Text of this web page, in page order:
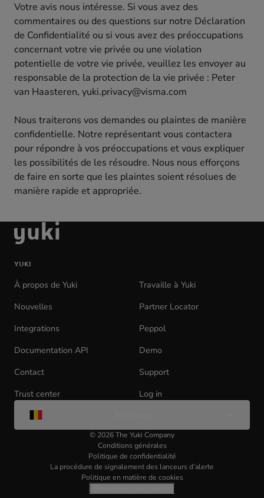
Votre avis nous intéresse. Si vous avez des
commentaires ou des questions sur notre Déclaration
de Confidentialité ou si vous avez des préoccupations
concernant votre vie privée ou une violation
potentielle de votre vie privée, veuillez les envoyer au
responsable de la protection de la vie privée : Peter
van Haasteren, yuki.privacy@visma.com
Nous traiterons vos demandes ou plaintes de manière
confidentielle. Notre représentant vous contactera
pour répondre à vos préoccupations et vous expliquer
les possibilités de les résoudre. Nous nous efforçons
de faire en sorte que les plaintes soient résolues de
manière rapide et appropriée.
aller
à
page
d'accueil
YUKI
À propos de Yuki Travaille à Yuki
new
Nouvelles
Partner Locator
Integrations
Peppol
Documentation API
Demo
Contact
Support
Trust center
Log in
tab)
langue
© 2026The Yuki Company
Conditions générales
Politique de confidentialité
La procédure de signalement des lanceurs d’alerte
Politique en matière de cookies